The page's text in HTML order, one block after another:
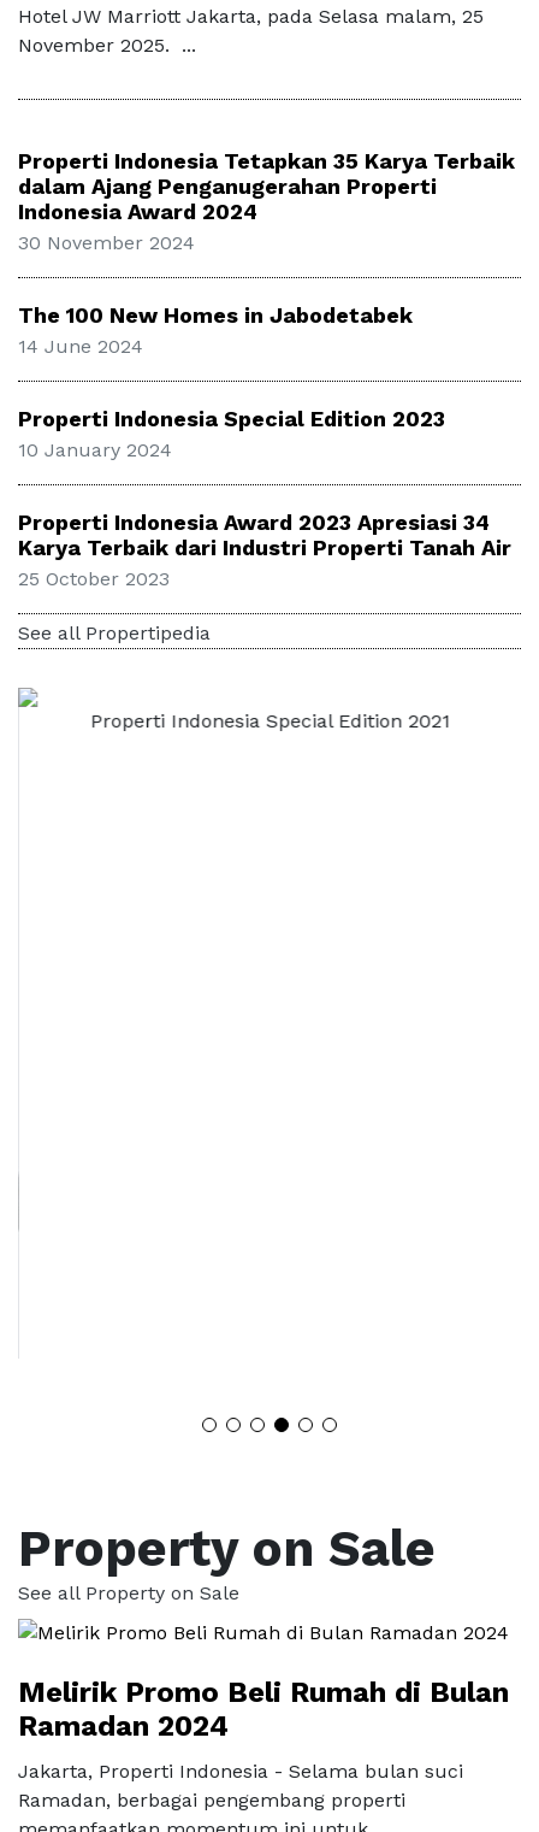
Hotel JW Marriott Jakarta, pada Selasa malam, 25
November 2025. ...
Properti Indonesia Tetapkan 35 Karya Terbaik
dalam Ajang Penganugerahan Properti
Indonesia Award 2024
30 November 2024
The 100 New Homes in Jabodetabek
14 June 2024
Properti Indonesia Special Edition 2023
10 January 2024
Properti Indonesia Award 2023 Apresiasi 34
Karya Terbaik dari Industri Properti Tanah Air
25 October 2023
See all Propertipedia
Properti Indonesia Special Edition 2021
Property on Sale
See all Property on Sale
Melirik Promo Beli Rumah di Bulan
Ramadan 2024
Jakarta, Properti Indonesia - Selama bulan suci
Ramadan, berbagai pengembang properti